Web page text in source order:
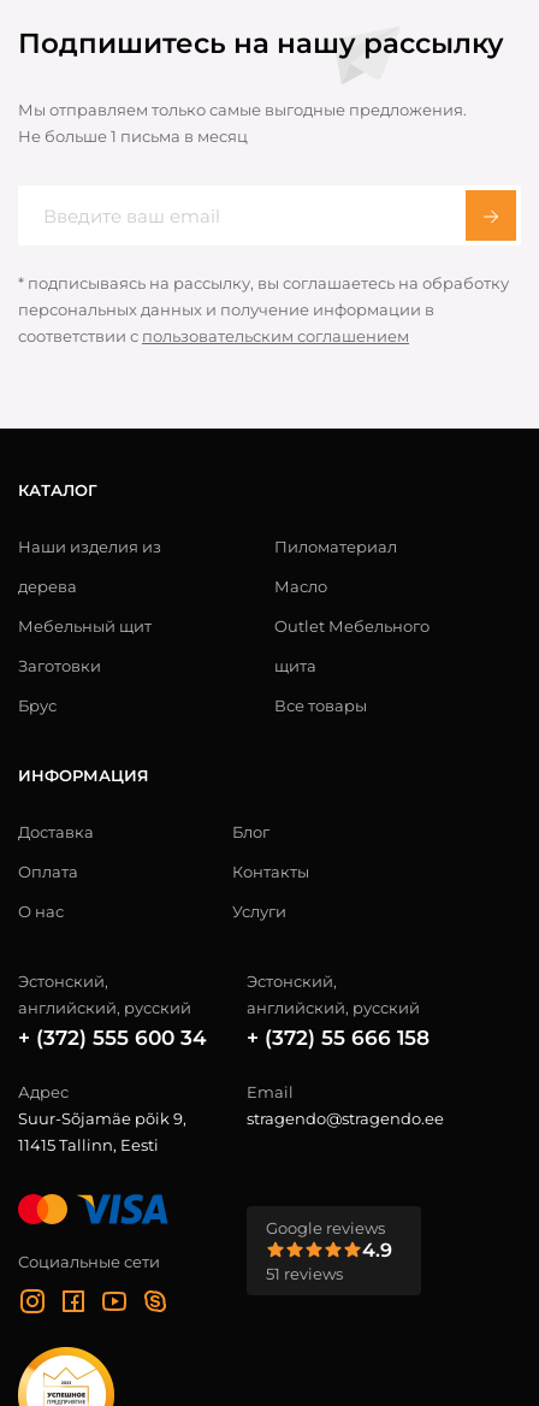
Подпишитесь на нашу рассылку
Мы отправляем только самые выгодные предложения.
Не больше 1 письма в месяц
* подписываясь на рассылку, вы соглашаетесь на обработку
персональных данных и получение информации в
соответствии с пользовательским соглашением
КАТАЛОГ
Наши изделия из
дерева
Мебельный щит
Заготовки
Брус
Пиломатериал
Масло
Outlet Мебельного
щита
Все товары
ИНФОРМАЦИЯ
Доставка
Оплата
О нас
Блог
Контакты
Услуги
Эстонский,
английский, русский
+ (372) 555 600 34
Эстонский,
английский, русский
+ (372) 55 666 158
Адрес
Suur-Sõjamäe põik 9,
11415 Tallinn, Eesti
Email
stragendo@stragendo.ee
Социальные сети
Google reviews
4.9
51 reviews